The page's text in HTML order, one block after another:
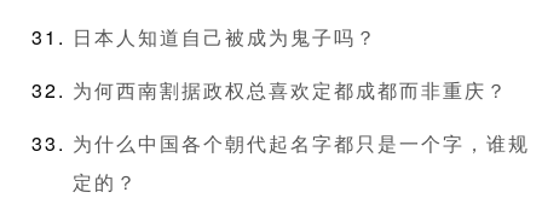
日本人知道自己被成为鬼子吗？
为何西南割据政权总喜欢定都成都而非重庆？
为什么中国各个朝代起名字都只是一个字，谁规
定的？